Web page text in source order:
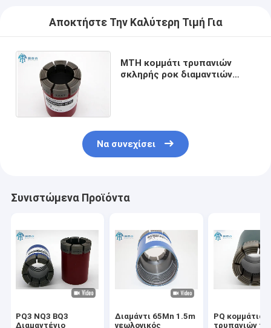
Αποκτήστε Την Καλύτερη Τιμή Για
MTH κομμάτι τρυπανιών
σκληρής ροκ διαμαντιών
Να συνεχίσει
Συνιστώμενα Προϊόντα
PQ3 NQ3 BQ3
Διαμαντένιο
Διαμάντι 65Mn 1.5m
γεωλογικός
PQ κομμάτια
τρυπανιών